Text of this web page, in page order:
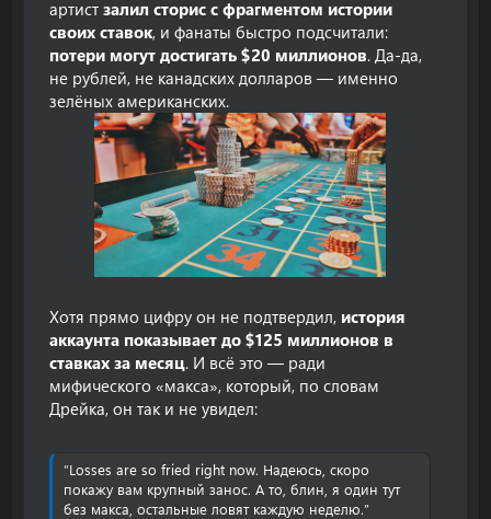
артист залил сторис с фрагментом истории
своих ставок, и фанаты быстро подсчитали:
потери могут достигать $20 миллионов. Да-да,
не рублей, не канадских долларов — именно
зелёных американских.
Хотя прямо цифру он не подтвердил, история
аккаунта показывает до $125 миллионов в
ставках за месяц. И всё это — ради
мифического «макса», который, по словам
Дрейка, он так и не увидел:
“Losses are so fried right now. Надеюсь, скоро
покажу вам крупный занос. А то, блин, я один тут
без макса, остальные ловят каждую неделю.”